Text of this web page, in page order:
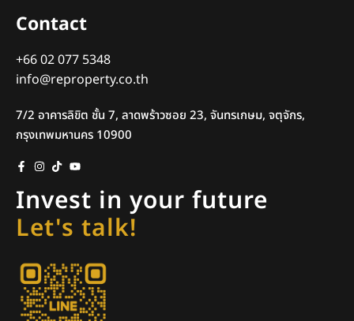
Contact
+66 02 077 5348
info@reproperty.co.th
7/2 อาคารลิขิต ชั้น 7, ลาดพร้าวซอย 23, จันทรเกษม, จตุจักร,
กรุงเทพมหานคร 10900
Invest in your future
Let's talk!